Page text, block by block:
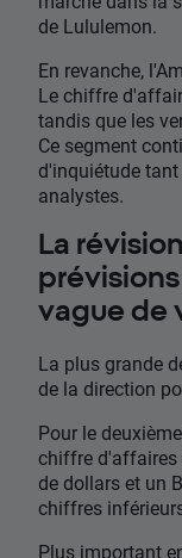
de Lululemon.
En revanche,
Le chiffre
tandis que les
Ce segment
d'inquiétude
analystes.
La
vague de
La plus grande
de la direction
Pour le
chiffre d'affaires
de dollars et un
chiffres
Plus important